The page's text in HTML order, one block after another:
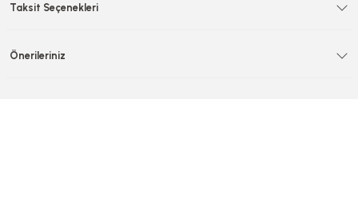
Taksit Seçenekleri
Önerileriniz